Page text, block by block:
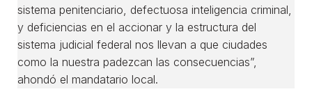
sistema penitenciario, defectuosa inteligencia criminal,
y deficiencias en el accionar y la estructura del
sistema judicial federal nos llevan a que ciudades
como la nuestra padezcan las consecuencias”,
ahondó el mandatario local.